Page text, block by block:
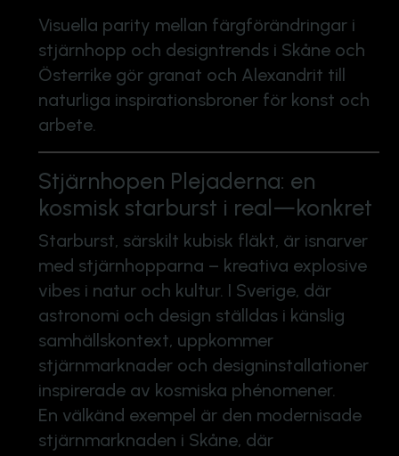
Visuella parity mellan färgförändringar i
stjärnhopp och designtrends i Skåne och
Österrike gör granat och Alexandrit till
naturliga inspirationsbroner för konst och
arbete.
Stjärnhopen Plejaderna: en
kosmisk starburst i real—konkret
Starburst, särskilt kubisk fläkt, är isnarver
med stjärnhopparna – kreativa explosive
vibes i natur och kultur. I Sverige, där
astronomi och design ställdas i känslig
samhällskontext, uppkommer
stjärnmarknader och designinstallationer
inspirerade av kosmiska phénomener.
En välkänd exempel är den modernisade
stjärnmarknaden i Skåne, där